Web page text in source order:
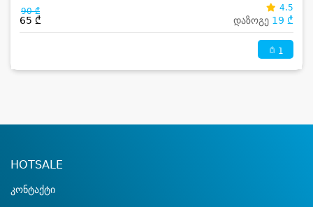
90 ₾
65 ₾
4.5
დაზოგე 19 ₾
1
HOTSALE
კონტაქტი